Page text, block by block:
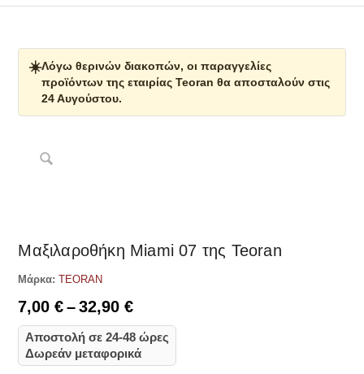
☀️Λόγω θερινών διακοπών, οι παραγγελίες
προϊόντων της εταιρίας Teoran θα αποσταλούν στις
24 Αυγούστου.
Μαξιλαροθήκη Miami 07 της Teoran
Μάρκα: TEORAN
7,00€ – 32,90€Price
range:
7,00 €
through
Αποστολή σε 24-48 ώρες
Δωρεάν μεταφορικά